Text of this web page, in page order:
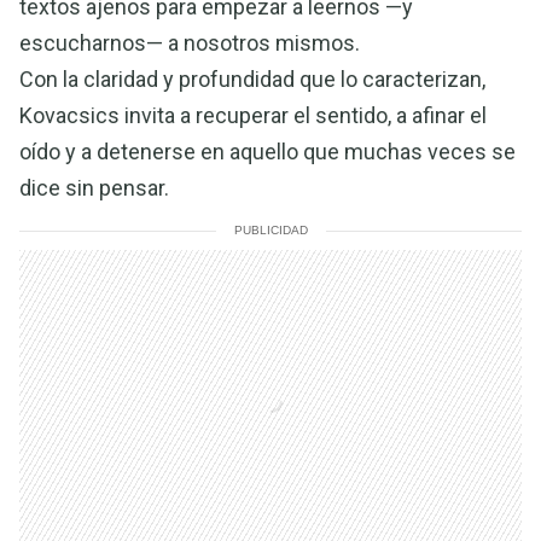
textos ajenos para empezar a leernos —y
escucharnos— a nosotros mismos.
Con la claridad y profundidad que lo caracterizan,
Kovacsics invita a recuperar el sentido, a afinar el
oído y a detenerse en aquello que muchas veces se
dice sin pensar.
PUBLICIDAD